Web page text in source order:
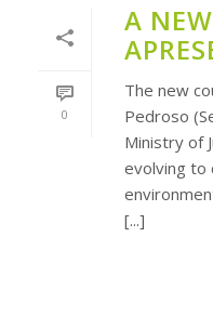
0
A
The new
Pedroso
Ministry of
evolving to
[...]